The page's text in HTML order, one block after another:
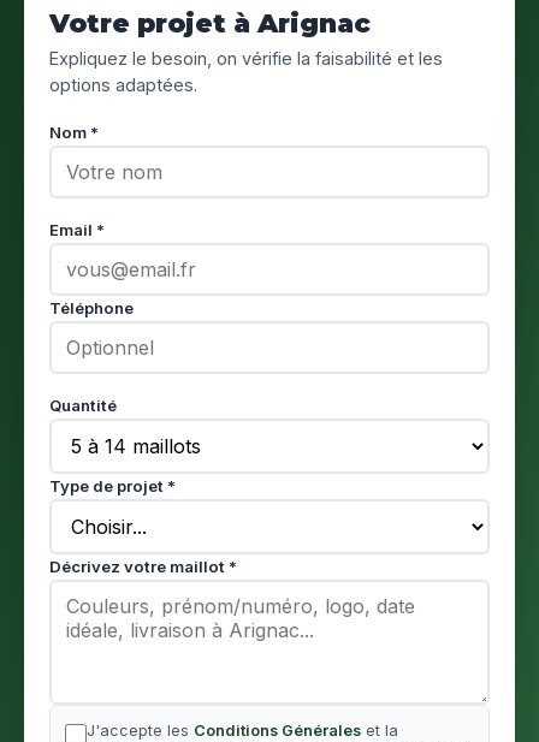
Votre projet à Arignac
Expliquez le besoin, on vérifie la faisabilité et les
options adaptées.
Nom *
Email *
Téléphone
Quantité
Type de projet *
Décrivez votre maillot *
J'accepte les Conditions Générales et la